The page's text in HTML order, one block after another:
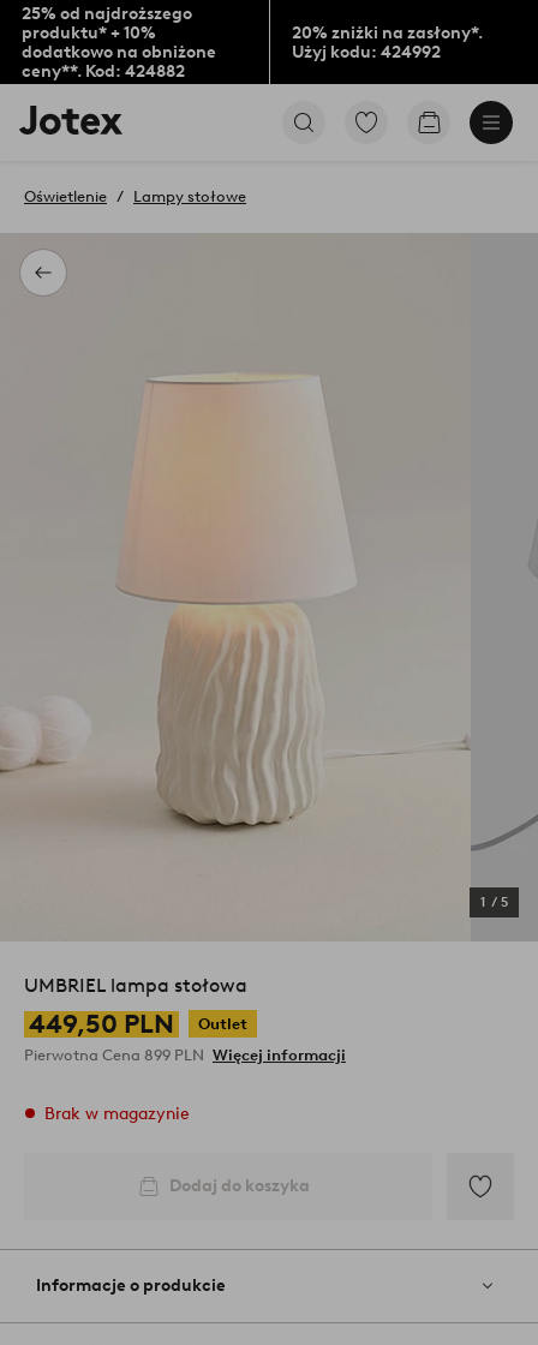
25% od najdroższego
produktu* + 10%
dodatkowo na obniżone
ceny**. Kod: 424882
20% zniżki na zasłony*.
Użyj kodu: 424992
Logo
Jotex
na
stronę
PrzejdźPrzejdź
Powrót
Oświetlenie Lampy stołowe
1 / 5
UMBRIEL lampa stołowa
449,50 PLN
Outlet
Pierwotna Cena 899 PLN Więcej informacji
Brak w magazynie
Dodaj do koszyka
do
Informacje o produkcie